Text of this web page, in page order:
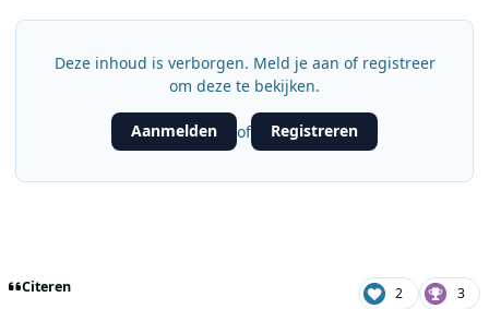
Deze inhoud is verborgen. Meld je aan of registreer
om deze te bekijken.
Aanmelden of Registreren
Citeren 2 3